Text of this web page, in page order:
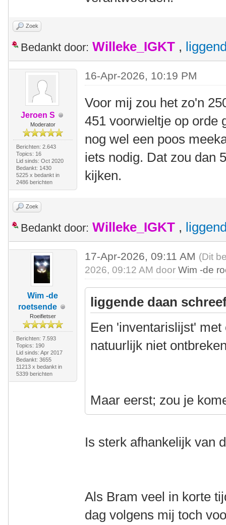
Zoek
Bedankt door: Willeke_IGKT ,
Jeroen S
Moderator
Berichten: 2.643
Topics: 16
Lid sinds: Oct 2020
Bedankt: 1430
5225 x bedankt in
2486 berichten
16-Apr-2026, 10:19 PM
Voor mij zou het zo'n
451 voorwieltje op orde
nog wel een poos
iets nodig. Dat zou dan
kijken.
Zoek
Bedankt door: Willeke_IGKT ,
Wim -de
roetsende
Roeifietser
Berichten: 7.593
Topics: 190
Lid sinds: Apr 2017
Bedankt: 3655
11213 x bedankt in
5339 berichten
17-Apr-2026, 09:11 AM (Dit
2026, 09:12 AM doorWim -de
liggende daan
Een 'inventarislijst'
natuurlijk niet
Maar eerst; zou je
Is sterk afhankelijk van
Als Bram veel in korte
dag volgens mij toch